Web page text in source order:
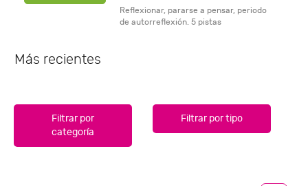
Reflexionar, pararse a pensar, periodo
de autorreflexión. 5 pistas
Más recientes
Filtrar por
categoría
Filtrar por tipo